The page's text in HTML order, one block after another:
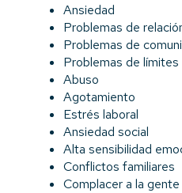
Ansiedad
Problemas de
Problemas de
Problemas de límites
Abuso
Agotamiento
Estrés laboral
Ansiedad social
Alta sensibilidad
Conflictos familiares
Complacer a la gente